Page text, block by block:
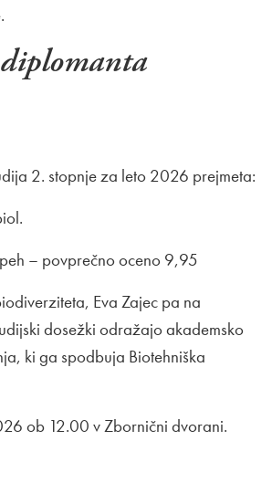
2. stopnje za leto 2026 prejmeta:
– povprečno oceno 9,95
Eva Zajec pa na
dosežki odražajo akademsko
ki ga spodbuja Biotehniška
ob 12.00 v Zbornični dvorani.